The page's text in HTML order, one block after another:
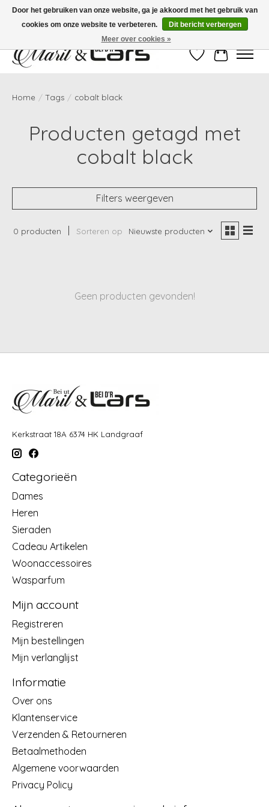
Gratis verzending vanaf €99,- | Voor 16:00 uur besteld, vandaag verzonden!
Verlanglijst
Home / Tags / cobalt black
Producten getagd met
cobalt black
Filters weergeven
0 producten Sorteren op Nieuwste producten
Geen producten gevonden!
Kerkstraat 18A 6374 HK Landgraaf
Categorieën
Dames
Heren
Sieraden
Cadeau Artikelen
Woonaccessoires
Wasparfum
Mijn account
Registreren
Mijn bestellingen
Mijn verlanglijst
Informatie
Over ons
Klantenservice
Verzenden & Retourneren
Betaalmethoden
Algemene voorwaarden
Privacy Policy
Door het gebruiken van onze website, ga je akkoord met het gebruik van
cookies om onze website te verbeteren.
Dit bericht verbergen
Meer over cookies »